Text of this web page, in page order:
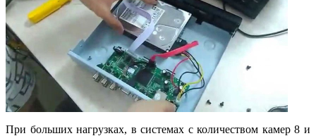
При больших нагрузках, в системах с количеством камер 8 и